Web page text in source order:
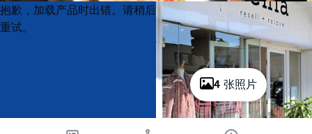
4 张照片
Product
List
Product
List
抱歉，加载产品时出错。请稍后
重试。